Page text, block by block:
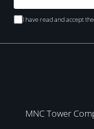
I have read and accept
MNC Tower